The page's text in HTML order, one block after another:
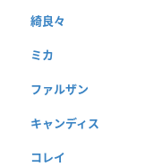
綺良々
ミカ
ファルザン
キャンディス
コレイ